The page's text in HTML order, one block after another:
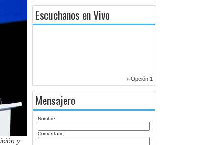
y
Escuchanos en Vivo
» Opción 1
Mensajero
Nombre:
Comentario: